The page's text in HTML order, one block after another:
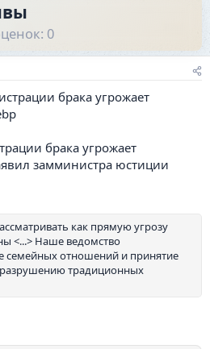
и
0
брака угрожает
замминистра юстиции
как прямую угрозу
<...> Наше ведомство
семейных отношений и принятие
традиционных